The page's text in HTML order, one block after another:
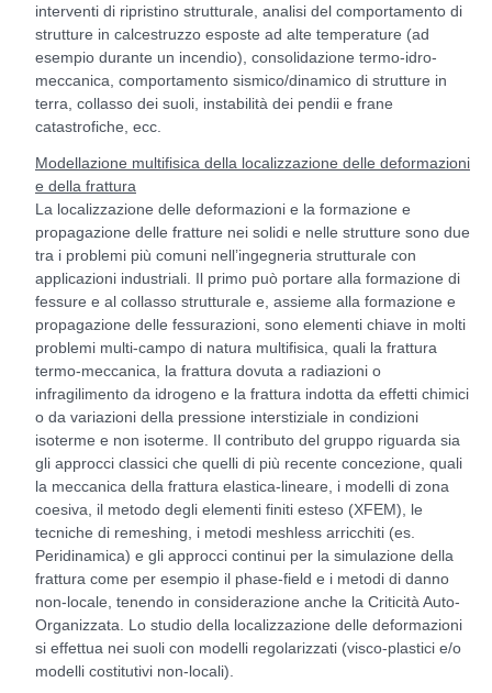
interventi di ripristino strutturale, analisi del comportamento di
strutture in calcestruzzo esposte ad alte temperature (ad
esempio durante un incendio), consolidazione termo-idro-
meccanica, comportamento sismico/dinamico di strutture in
terra, collasso dei suoli, instabilità dei pendii e frane
catastrofiche, ecc.
Modellazione multifisica della localizzazione delle deformazioni
e della frattura
La localizzazione delle deformazioni e la formazione e
propagazione delle fratture nei solidi e nelle strutture sono due
tra i problemi più comuni nell’ingegneria strutturale con
applicazioni industriali. Il primo può portare alla formazione di
fessure e al collasso strutturale e, assieme alla formazione e
propagazione delle fessurazioni, sono elementi chiave in molti
problemi multi-campo di natura multifisica, quali la frattura
termo-meccanica, la frattura dovuta a radiazioni o
infragilimento da idrogeno e la frattura indotta da effetti chimici
o da variazioni della pressione interstiziale in condizioni
isoterme e non isoterme. Il contributo del gruppo riguarda sia
gli approcci classici che quelli di più recente concezione, quali
la meccanica della frattura elastica-lineare, i modelli di zona
coesiva, il metodo degli elementi finiti esteso (XFEM), le
tecniche di remeshing, i metodi meshless arricchiti (es.
Peridinamica) e gli approcci continui per la simulazione della
frattura come per esempio il phase-field e i metodi di danno
non-locale, tenendo in considerazione anche la Criticità Auto-
Organizzata. Lo studio della localizzazione delle deformazioni
si effettua nei suoli con modelli regolarizzati (visco-plastici e/o
modelli costitutivi non-locali).